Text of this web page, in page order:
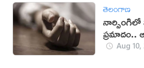
తెలంగాణ
నార్సింగిలో
ప్రమాదం..
Aug 10,